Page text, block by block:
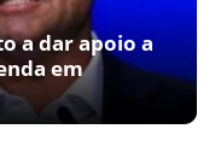
a dar apoio a
em